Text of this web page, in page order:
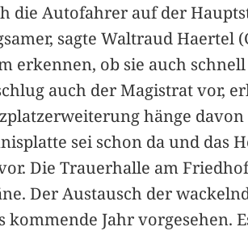
die Autofahrer auf der
sagte Waltraud Haertel
erkennen, ob sie auch
auch der Magistrat vor,
hänge
sei schon da und das
Die Trauerhalle am
Der Austausch der
Jahr vorgesehen.